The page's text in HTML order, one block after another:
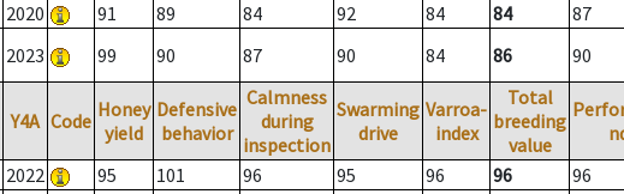
2020 91 89 84 92 84 84
87
2023 99 90 87 90 84 86 90
Y4A Code Honey
yield
Defensive
behavior
Calmness
during
inspection
Swarming
drive
Varroa-
index
Total
breeding
value
2022 95 101 96 95 96 96
96